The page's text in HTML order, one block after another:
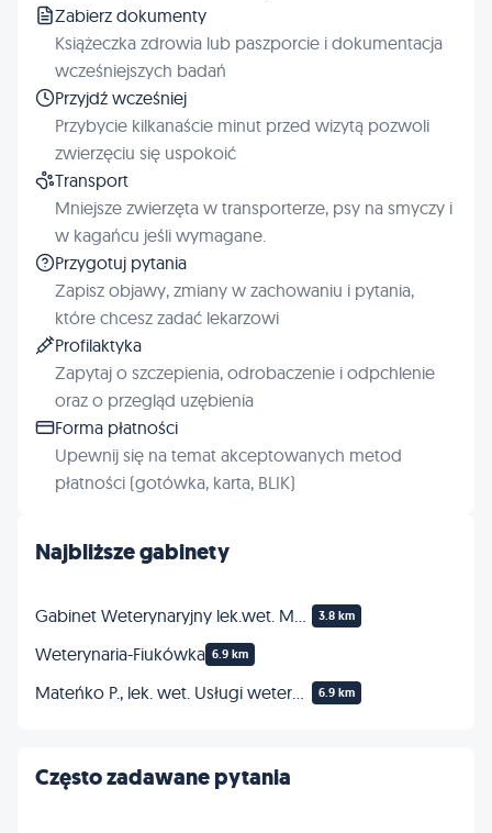
Najbliższe gabinety
3.8 km
Weterynaria-Fiukówka 6.9 km
6.9 km
Często zadawane pytania
Zabierz dokumenty
Książeczka zdrowia lub paszporcie i dokumentacja
wcześniejszych badań
Przyjdź wcześniej
Przybycie kilkanaście minut przed wizytą pozwoli
zwierzęciu się uspokoić
Transport
Mniejsze zwierzęta w transporterze, psy na smyczy i
w kagańcu jeśli wymagane.
Przygotuj pytania
Zapisz objawy, zmiany w zachowaniu i pytania,
które chcesz zadać lekarzowi
Profilaktyka
Zapytaj o szczepienia, odrobaczenie i odpchlenie
oraz o przegląd uzębienia
Forma płatności
Upewnij się na temat akceptowanych metod
płatności (gotówka, karta, BLIK)